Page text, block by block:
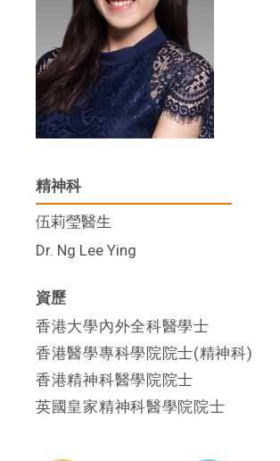
精神科
伍莉瑩醫生
Dr. Ng Lee Ying
資歷
香港大學內外全科醫學士
香港醫學專科學院院士(精神科)
香港精神科醫學院院士
英國皇家精神科醫學院院士